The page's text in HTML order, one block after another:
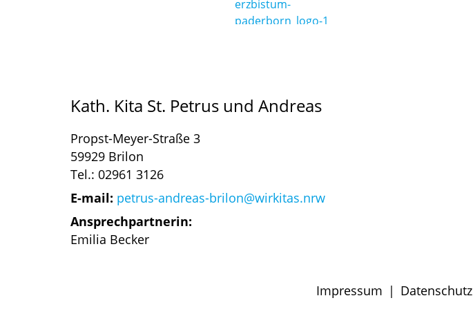
Kath. Kita St. Petrus und Andreas
Propst-Meyer-Straße 3
59929 Brilon
Tel.: 02961 3126
E-mail: petrus-andreas-brilon@wirkitas.nrw
Ansprechpartnerin:
Emilia Becker
Impressum | Datenschutz